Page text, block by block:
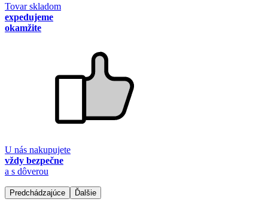
Tovar skladom
expedujeme
okamžite
U nás nakupujete
vždy bezpečne
a s dôverou
Predchádzajúce Ďalšie